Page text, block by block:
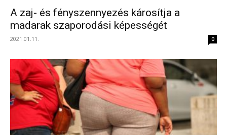
A zaj- és fényszennyezés károsítja a
madarak szaporodási képességét
2021.01.11. 0